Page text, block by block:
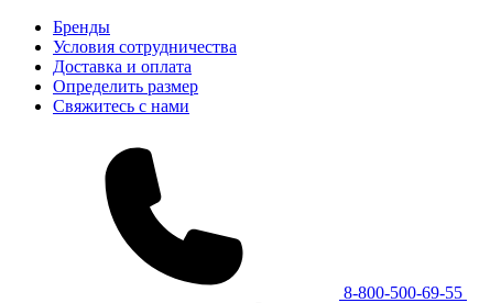
Бренды
Условия сотрудничества
Доставка и оплата
Определить размер
Свяжитесь с нами
8-800-500-69-55